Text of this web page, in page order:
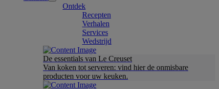
Ontdek
Recepten
Verhalen
Services
Wedstrijd
De essentials van Le Creuset
Van koken tot serveren: vind hier de onmisbare
producten voor uw keuken.